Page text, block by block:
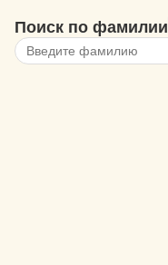
Поиск по фамилии